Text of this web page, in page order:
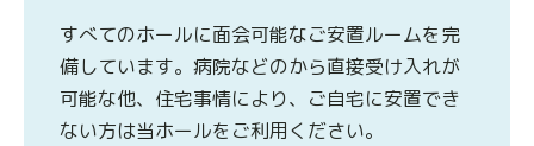
すべてのホールに面会可能なご安置ルームを完
備しています。病院などのから直接受け入れが
可能な他、住宅事情により、ご自宅に安置でき
ない方は当ホールをご利用ください。